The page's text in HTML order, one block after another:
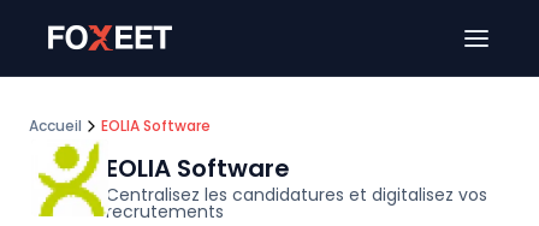
Accueil EOLIA Software
EOLIA Software
Centralisez les candidatures et digitalisez vos
recrutements